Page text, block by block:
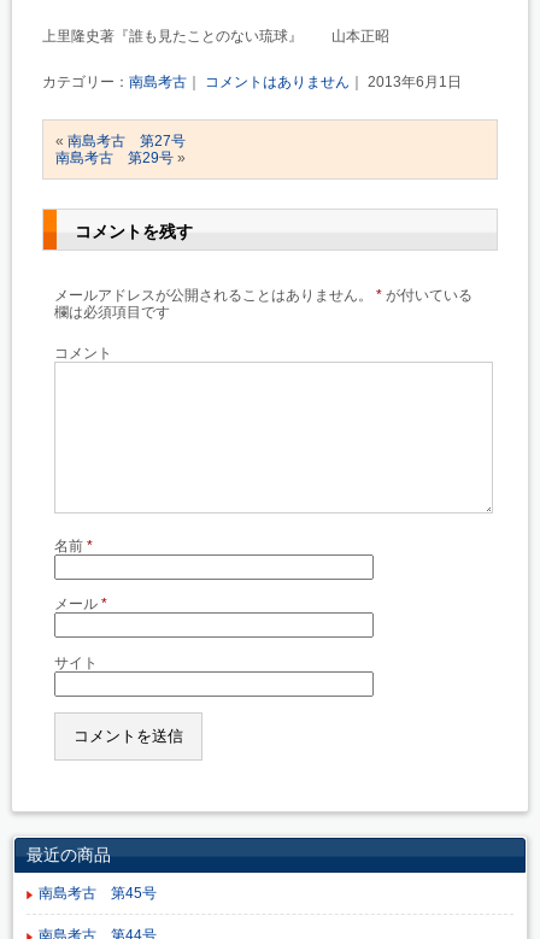
上里隆史著『誰も見たことのない琉球』 山本正昭
カテゴリー： 南島考古 コメントはありません ｜ 2013年6月1日
« 南島考古 第27号
南島考古 第29号 »
コメントを残す
メールアドレスが公開されることはありません。 * が付いている
欄は必須項目です
コメント
名前 *
メール *
サイト
最近の商品
南島考古 第45号
南島考古 第44号